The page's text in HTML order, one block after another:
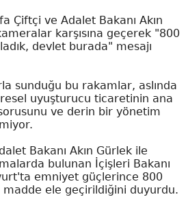
Çiftçi ve Adalet Bakanı Akın
karşısına geçerek "800
devlet burada" mesajı
sunduğu bu rakamlar, aslında
uyuşturucu ticaretinin ana
ve derin bir yönetim
Bakanı Akın Gürlek ile
bulunan İçişleri Bakanı
emniyet güçlerince 800
ele geçirildiğini duyurdu.